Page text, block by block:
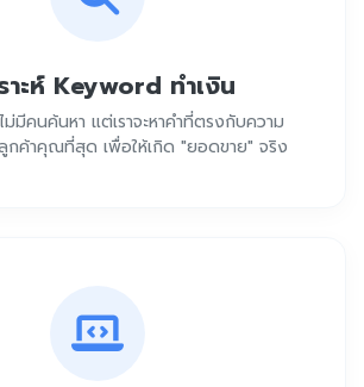
าะห์ Keyword ทำเงิน
ม่มีคนค้นหา แต่เราจะหาคำที่ตรงกับความ
กค้าคุณที่สุด เพื่อให้เกิด "ยอดขาย" จริง